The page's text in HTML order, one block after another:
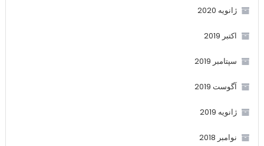
ژانویه 2020
اکتبر 2019
سپتامبر 2019
آگوست 2019
ژانویه 2019
نوامبر 2018